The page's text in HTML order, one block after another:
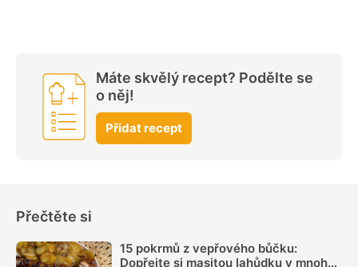
Máte skvělý recept? Podělte se
o něj!
Přidat recept
Přečtěte si
15 pokrmů z vepřového bůčku:
Dopřejte si masitou lahůdku v mnoha